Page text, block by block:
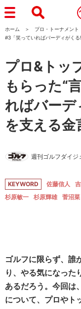
ホーム プロ・トーナメント
#3「笑っていればバーディがく
プロ&トッ
もらった“
ればバーデ
を支える金
週刊ゴルフダイジ
KEYWORD 佐藤信人
杉原敏一
杉原輝雄 菅沼菜
ゴルフに限らず、誰
り、やる気になった
あるだろう。今回は
について、プロやト